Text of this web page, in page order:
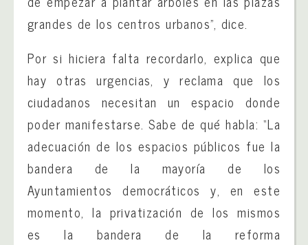
grandes de los centros urbanos”, dice.
Por si hiciera falta recordarlo, explica que
hay otras urgencias, y reclama que los
ciudadanos necesitan un espacio donde
poder manifestarse. Sabe de qué habla: “La
adecuación de los espacios públicos fue la
bandera de la mayoría de los
Ayuntamientos democráticos y, en este
momento, la privatización de los mismos
es la bandera de la reforma